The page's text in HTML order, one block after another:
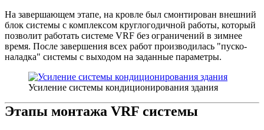
На завершающем этапе, на кровле был смонтирован внешний
блок системы с комплексом круглогодичной работы, который
позволит работать системе VRF без ограничений в зимнее
время. После завершения всех работ производилась "пуско-
наладка" системы с выходом на заданные параметры.
Усиление системы кондиционирования здания
Этапы монтажа VRF системы